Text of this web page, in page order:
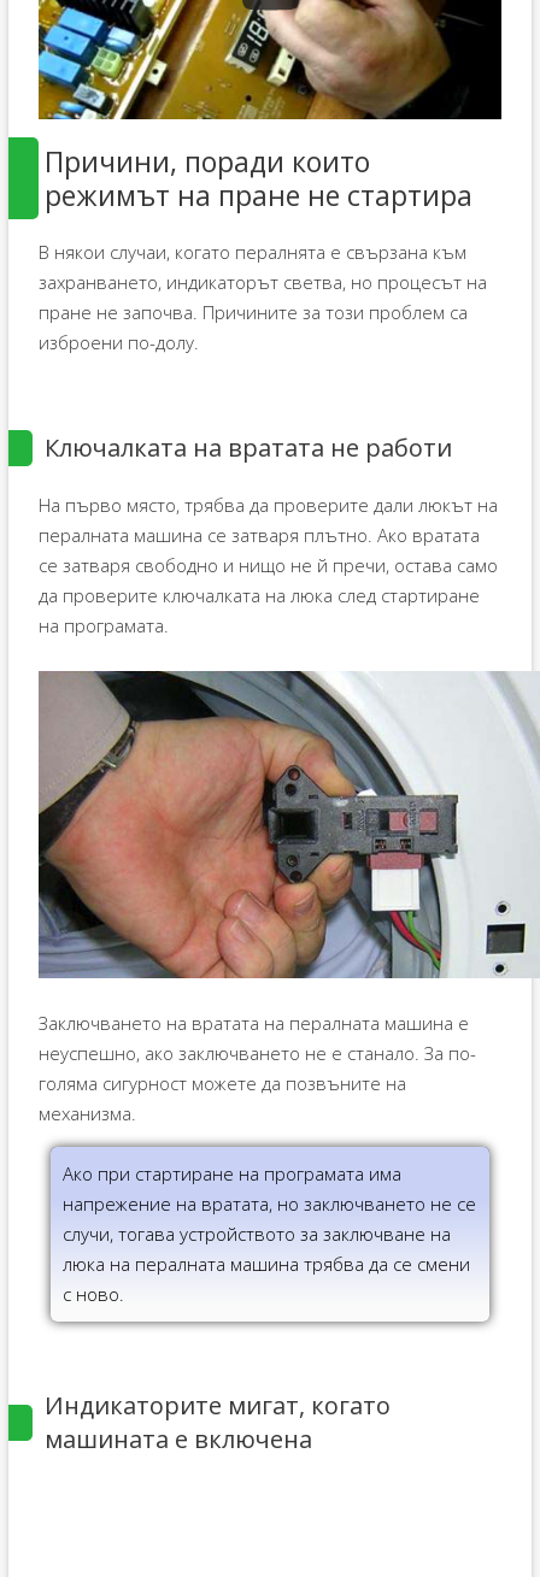
Причини, поради които
режимът на пране не стартира
В някои случаи, когато пералнята е свързана към
захранването, индикаторът светва, но процесът на
пране не започва. Причините за този проблем са
изброени по-долу.
Ключалката на вратата не работи
На първо място, трябва да проверите дали люкът на
пералната машина се затваря плътно. Ако вратата
се затваря свободно и нищо не й пречи, остава само
да проверите ключалката на люка след стартиране
на програмата.
Заключването на вратата на пералната машина е
неуспешно, ако заключването не е станало. За по-
голяма сигурност можете да позвъните на
механизма.
Ако при стартиране на програмата има
напрежение на вратата, но заключването не се
случи, тогава устройството за заключване на
люка на пералната машина трябва да се смени
с ново.
Индикаторите мигат, когато
машината е включена